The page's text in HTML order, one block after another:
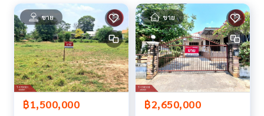
ยี และ นวัตกรรมที่สร้างสรรค์ เพื่อส่งมอบบริการที่ดีที่สุดเพื่อคุณ ใ
ห้บริการด้าน ซื้อ ขาย เช่า อสังหาริมทรัพย์
ขาย
฿1,500,000
ขาย
฿2,650,000